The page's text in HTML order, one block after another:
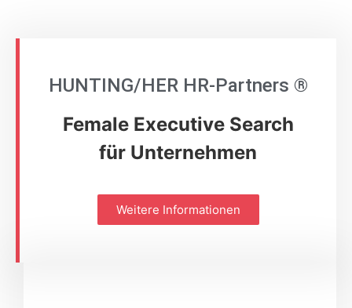
HUNTING/HER HR-Partners ®
Female Executive Search
für Unternehmen
Weitere Informationen